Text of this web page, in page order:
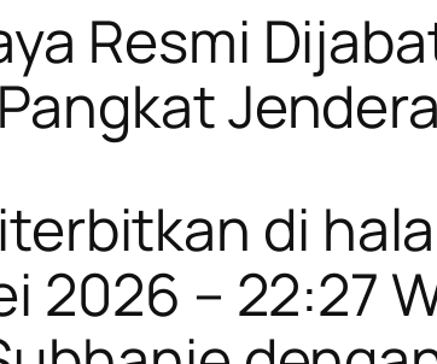
Resmi
di
2026 – 22:27